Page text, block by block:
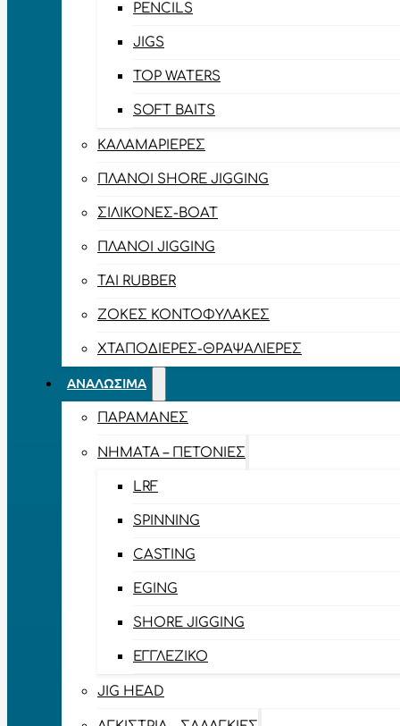
PENCILS
JIGS
TOP WATERS
SOFT BAITS
ΚΑΛΑΜΑΡΙΈΡΕΣ
ΠΛΆΝΟΙ SHORE JIGGING
ΣΙΛΙΚΌΝΕΣ-BOAT
ΠΛΆΝΟΙ JIGGING
TAI RUBBER
ΖΌΚΕΣ ΚΟΝΤΟΦΎΛΑΚΕΣ
ΧΤΑΠΟΔΙΈΡΕΣ-ΘΡΑΨΑΛΙΈΡΕΣ
ΑΝΑΛΏΣΙΜΑ
ΠΑΡΑΜΆΝΕΣ
ΝΉΜΑΤΑ – ΠΕΤΟΝΙΈΣ
LRF
SPINNING
CASTING
EGING
SHORE JIGGING
ΕΓΓΛΈΖΙΚΟ
JIG HEAD